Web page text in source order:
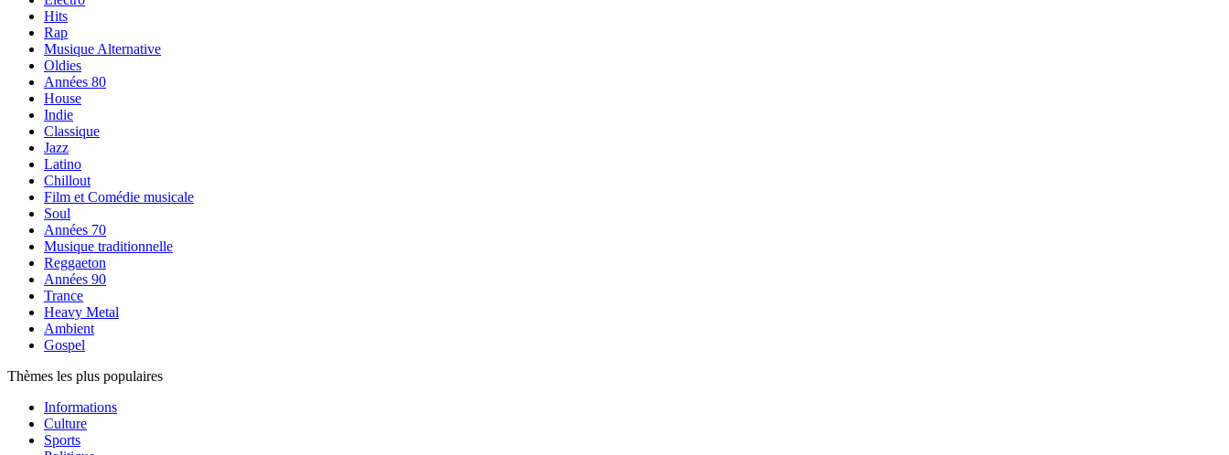
Hits
Rap
Musique Alternative
Oldies
Années 80
House
Indie
Classique
Jazz
Latino
Chillout
Film et Comédie musicale
Soul
Années 70
Musique traditionnelle
Reggaeton
Années 90
Trance
Heavy Metal
Ambient
Gospel
Thèmes les plus populaires
Informations
Culture
Sports